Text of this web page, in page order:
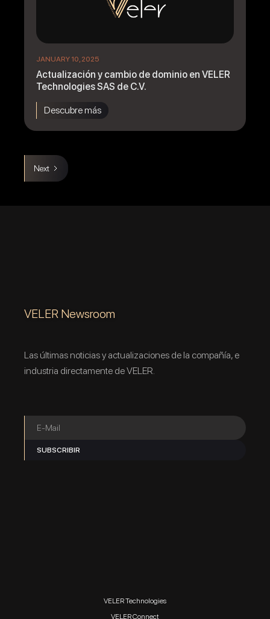
JANUARY 10, 2025
Actualización y cambio de dominio en VELER
Technologies SAS de C.V.
Descubre más
Next
VELER Newsroom
Las últimas noticias y actualizaciones de la compañía, e
industria directamente de VELER.
VELER Technologies
VELER Connect